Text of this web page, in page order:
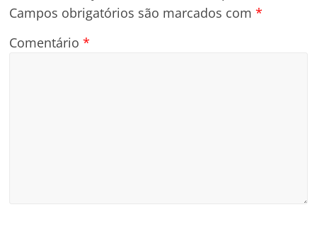
Campos obrigatórios são marcados com*
Comentário*